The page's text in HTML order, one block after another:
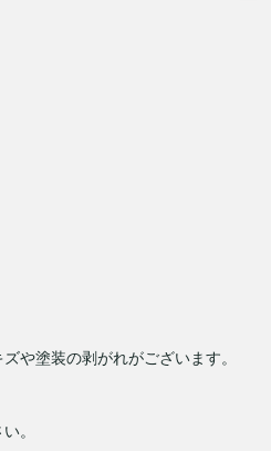
や塗装の剥がれがございます。
。